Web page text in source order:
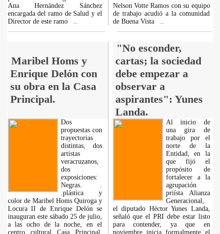
Ana Hernández Sánchez
encargada del ramo de Salud y el
Director de este ramo
Nelson Votte Ramos con su equipo
de trabajo acudió a la comunidad
de Buena Vista
Maribel Homs y
Enrique Delón con
su obra en la Casa
Principal.
"No esconder,
cartas; la sociedad
debe empezar a
observar a
aspirantes": Yunes
Landa.
Dos
propuestas con
trayectorias
distintas, dos
artistas
veracruzanos,
dos
exposiciones:
Negras. .
.plástica y
color de Maribel Homs Quiroga y
Locura II de Enrique Delón se
inauguran este sábado 25 de julio,
a las ocho de la noche, en el
centro cultural Casa Principal,
Al inicio de
una gira de
trabajo por el
norte de la
Entidad, en la
que fijó el
propósito de
fortalecer a la
agrupación
priísta Alianza
Generacional,
el diputado Héctor Yunes Landa,
señaló que el PRI debe estar listo
para contender, ya que en
noviembre inicia formalmente el